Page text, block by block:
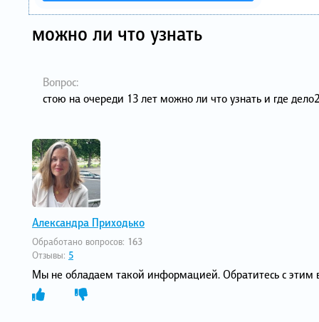
можно ли что узнать
Вопрос:
стою на очереди 13 лет можно ли что узнать и где
Александра Приходько
Обработано вопросов: 163
Отзывы: 5
Мы не обладаем такой информацией. Обратитесь с этим